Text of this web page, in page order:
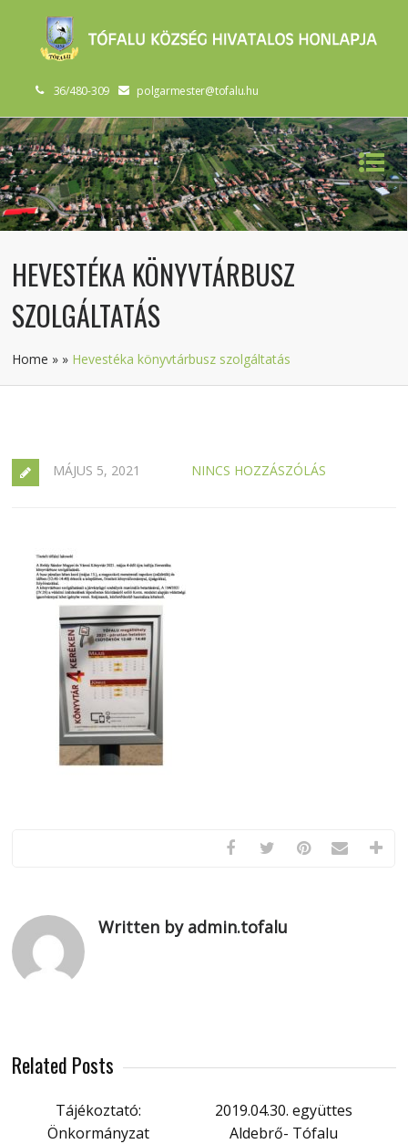
36/480-309 polgarmester@tofalu.hu
HEVESTÉKA KÖNYVTÁRBUSZ
SZOLGÁLTATÁS
Home » » Hevestéka könyvtárbusz szolgáltatás
MÁJUS 5, 2021 NINCS HOZZÁSZÓLÁS
Written by admin.tofalu
Related Posts
Tájékoztató:
Önkormányzat
2019.04.30. együttes
Aldebrő- Tófalu